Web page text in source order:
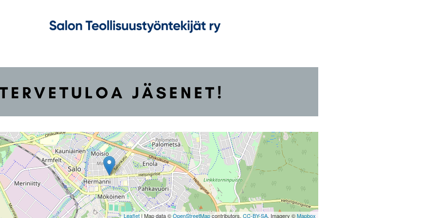
Leaflet| Map data ©OpenStreetMapcontributors, CC-BY-SA, Imagery ©Mapbox